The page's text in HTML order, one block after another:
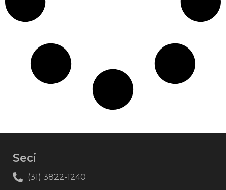
Seci
(31) 3822-1240